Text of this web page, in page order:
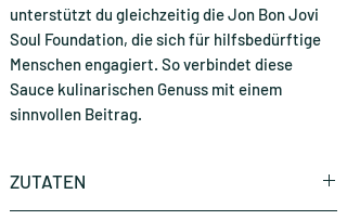
unterstützt du gleichzeitig die Jon Bon Jovi
Soul Foundation, die sich für hilfsbedürftige
Menschen engagiert. So verbindet diese
Sauce kulinarischen Genuss mit einem
sinnvollen Beitrag.
ZUTATEN